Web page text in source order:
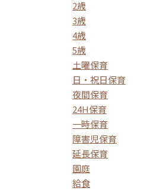
2歳
3歳
4歳
5歳
土曜保育
日・祝日保育
夜間保育
24H保育
一時保育
障害児保育
延長保育
園庭
給食